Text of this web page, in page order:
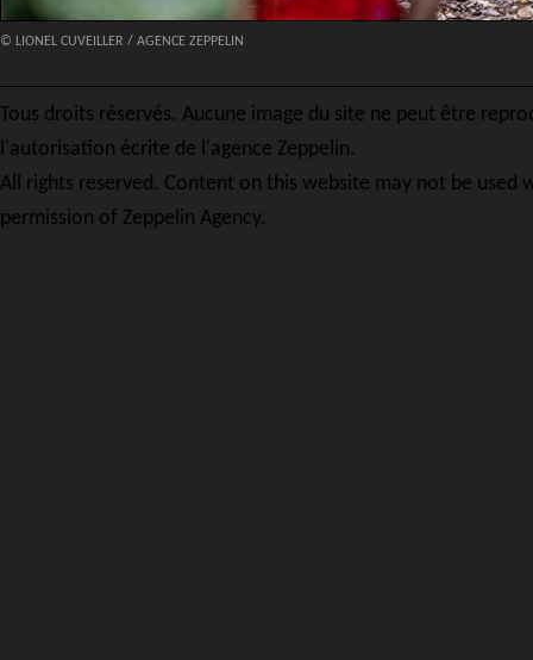
© LIONEL CUVEILLER / AGENCE ZEPPELIN
Tous droits réservés. Aucune image du site ne peut être
l'autorisation écrite de l'agence Zeppelin.
All rights reserved. Content on this website may not be used
permission of Zeppelin Agency.